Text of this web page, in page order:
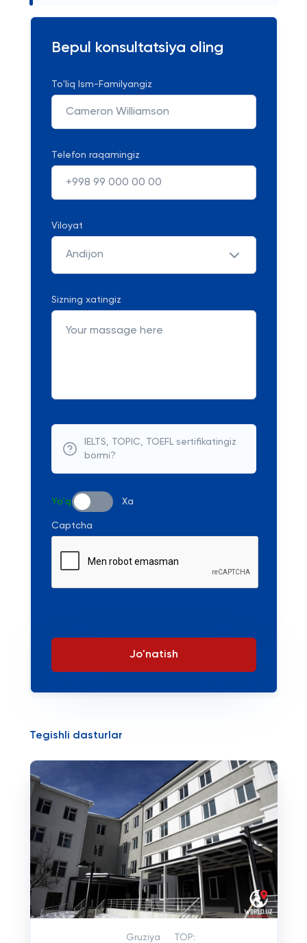
Bepul konsultatsiya oling
To'liq Ism-Familyangiz
Telefon raqamingiz
Viloyat
Andijon
Sizning xatingiz
IELTS, TOPIC, TOEFL sertifikatingiz
bormi?
Yo'q Xa
Captcha
Jo'natish
Tegishli dasturlar
Gruziya TOP: